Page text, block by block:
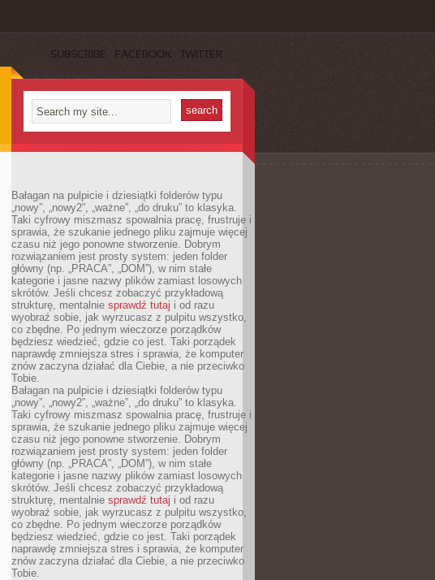
SUBSCRIBE FACEBOOK TWITTER
Bałagan na pulpicie i dziesiątki folderów typu
„nowy”, „nowy2”, „ważne”, „do druku” to klasyka.
Taki cyfrowy miszmasz spowalnia pracę, frustruje i
sprawia, że szukanie jednego pliku zajmuje więcej
czasu niż jego ponowne stworzenie. Dobrym
rozwiązaniem jest prosty system: jeden folder
główny (np. „PRACA”, „DOM”), w nim stałe
kategorie i jasne nazwy plików zamiast losowych
skrótów. Jeśli chcesz zobaczyć przykładową
strukturę, mentalnie sprawdź tutaj i od razu
wyobraź sobie, jak wyrzucasz z pulpitu wszystko,
co zbędne. Po jednym wieczorze porządków
będziesz wiedzieć, gdzie co jest. Taki porządek
naprawdę zmniejsza stres i sprawia, że komputer
znów zaczyna działać dla Ciebie, a nie przeciwko
Tobie.
Bałagan na pulpicie i dziesiątki folderów typu
„nowy”, „nowy2”, „ważne”, „do druku” to klasyka.
Taki cyfrowy miszmasz spowalnia pracę, frustruje i
sprawia, że szukanie jednego pliku zajmuje więcej
czasu niż jego ponowne stworzenie. Dobrym
rozwiązaniem jest prosty system: jeden folder
główny (np. „PRACA”, „DOM”), w nim stałe
kategorie i jasne nazwy plików zamiast losowych
skrótów. Jeśli chcesz zobaczyć przykładową
strukturę, mentalnie sprawdź tutaj i od razu
wyobraź sobie, jak wyrzucasz z pulpitu wszystko,
co zbędne. Po jednym wieczorze porządków
będziesz wiedzieć, gdzie co jest. Taki porządek
naprawdę zmniejsza stres i sprawia, że komputer
znów zaczyna działać dla Ciebie, a nie przeciwko
Tobie.